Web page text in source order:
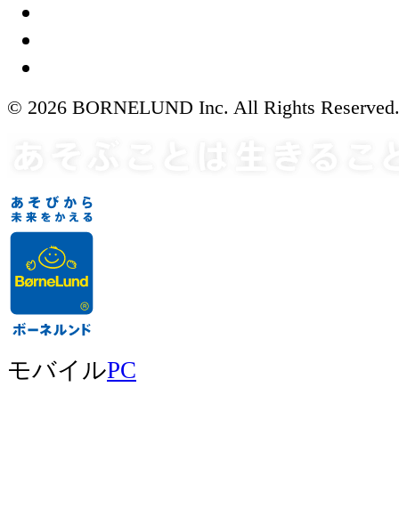
© 2026 BORNELUND Inc. All Rights Reserved.
モバイルPC